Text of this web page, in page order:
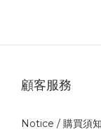
顧客服務
Notice / 購買須知